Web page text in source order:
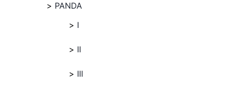
PANDA
I
II
III